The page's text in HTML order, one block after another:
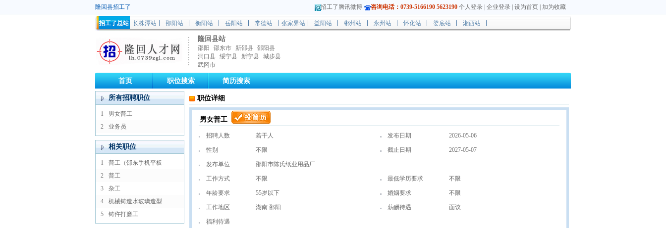
隆回县招工了 招工了腾讯微博 咨询电话：0739-5166190 5623190 个人登录 企业登录 设为首页 加为收藏
招工了总站 长株潭站 邵阳站 衡阳站 岳阳站 常德站 张家界站 益阳站 郴州站 永州站 怀化站 娄底站 湘西站
隆回县站
邵阳 邵东市 新邵县 邵阳县
洞口县 绥宁县 新宁县 城步县
武冈市
首页 职位搜索 简历搜索
所有招聘职位
1
男女普工
2
业务员
相关职位
1
普工（邵东手机平板
2
普工
3
杂工
4
机械铸造水玻璃造型
5
铸仵打磨工
职位详细
男女普工
招聘人数 若干人 发布日期 2026-05-06
性别 不限 截止日期 2027-05-07
发布单位 邵阳市陈氏纸业用品厂
工作方式 不限 最低学历要求 不限
年龄要求 55岁以下 婚姻要求 不限
工作地区 湖南 邵阳 薪酬待遇 面议
福利待遇